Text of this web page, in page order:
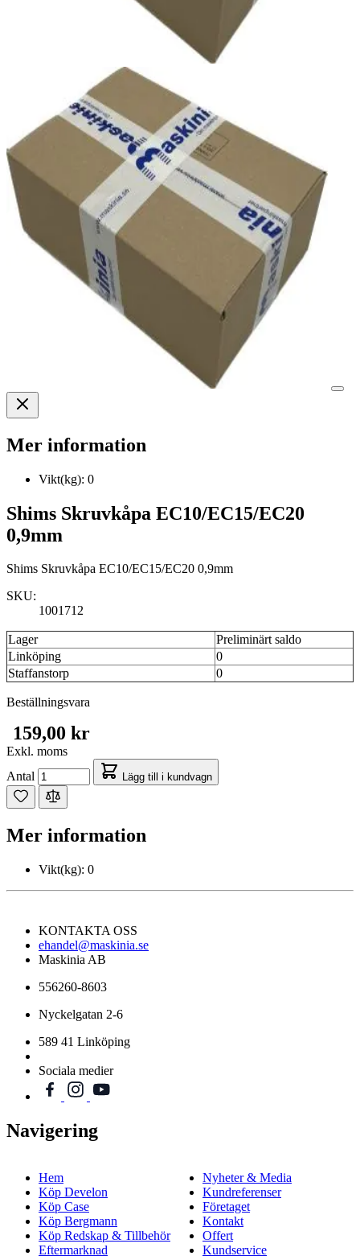
Mer information
Vikt(kg): 0
Shims Skruvkåpa EC10/EC15/EC20
0,9mm
Shims Skruvkåpa EC10/EC15/EC20 0,9mm
SKU:
1001712
Lager
Preliminärt saldo
Linköping
0
Staffanstorp
0
Beställningsvara
159,00 kr
Exkl. moms
Antal
Lägg till i kundvagn
Mer information
Vikt(kg): 0
KONTAKTA OSS
ehandel@maskinia.se
Maskinia AB
556260-8603
Nyckelgatan 2-6
589 41 Linköping
Sociala medier
Navigering
Hem
Köp Develon
Köp Case
Köp Bergmann
Köp Redskap & Tillbehör
Eftermarknad
Nyheter & Media
Kundreferenser
Företaget
Kontakt
Offert
Kundservice